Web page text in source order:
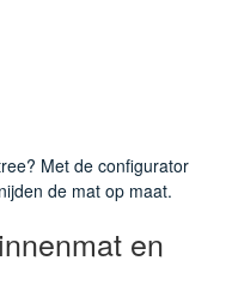
Met de configurator
de mat op maat.
en